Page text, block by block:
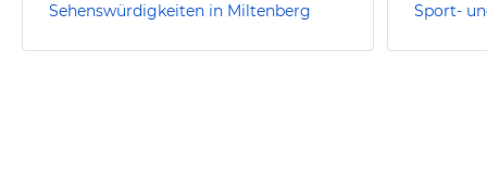
Sehenswürdigkeiten in Miltenberg